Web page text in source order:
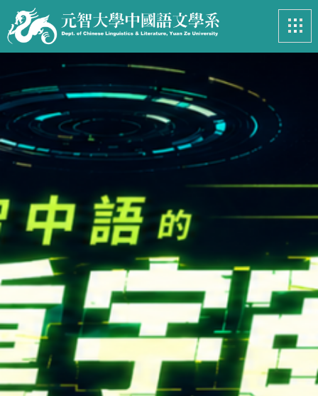
最新消息 News
系所簡介 Introduction
課程資訊
招生專區 Admissions
學生事務
亮眼足跡 Footprints
高中生懶人包 High school
CONTACT